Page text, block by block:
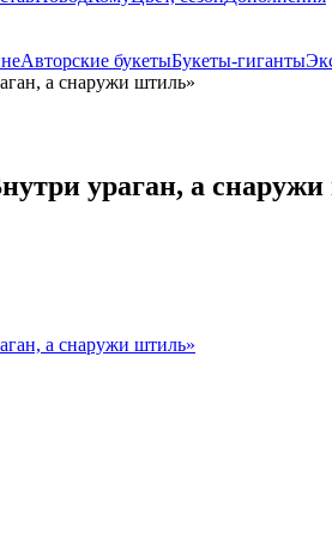
Авторские букетыБукеты-гиганты
а снаружи штиль»
ураган, а